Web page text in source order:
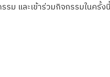
ม และเข้าร่วมกิจกรรมในครั้ง